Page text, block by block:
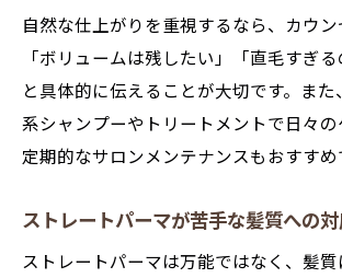
自然な仕上がりを重視するなら、カウン
「ボリュームは残したい」「直毛すぎる
と具体的に伝えることが大切です。ま
系シャンプーやトリートメントで日々の
定期的なサロンメンテナンスもおすすめ
ストレートパーマが苦手な髪質への
ストレートパーマは万能ではなく、髪質